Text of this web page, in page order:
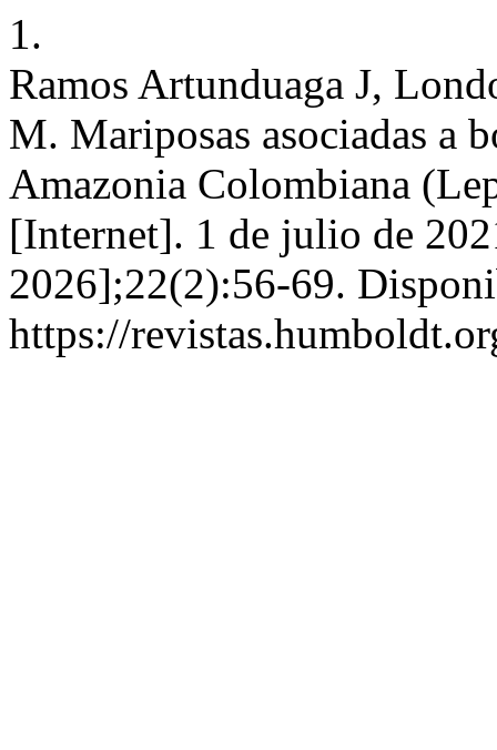
1.
Ramos Artunduaga J,
M. Mariposas asociadas a
Amazonia Colombiana
[Internet]. 1 de julio de
2026];22(2):56-69.
https://